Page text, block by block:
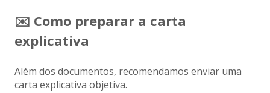
✉️ Como preparar a carta
explicativa
Além dos documentos, recomendamos enviar uma
carta explicativa objetiva.